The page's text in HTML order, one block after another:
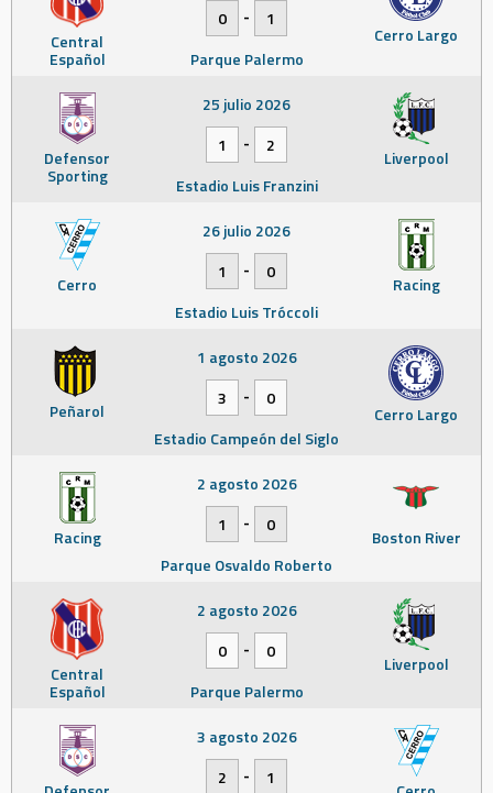
Central
Español
Cerro Largo
0
-
1
Parque Palermo
Defensor
Sporting
Liverpool
25 julio 2026
1
-
2
Estadio Luis Franzini
Cerro Racing
26 julio 2026
1
-
0
Estadio Luis Tróccoli
Peñarol Cerro Largo
1 agosto 2026
3
-
0
Estadio Campeón del Siglo
Racing Boston River
2 agosto 2026
1
-
0
Parque Osvaldo Roberto
Central
Español
Liverpool
2 agosto 2026
0
-
0
Parque Palermo
3 agosto 2026
2
- 1